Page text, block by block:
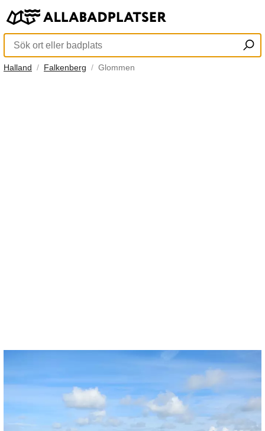
Halland Falkenberg Glommen